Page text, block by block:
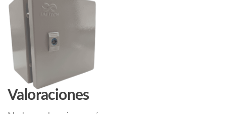
Valoraciones